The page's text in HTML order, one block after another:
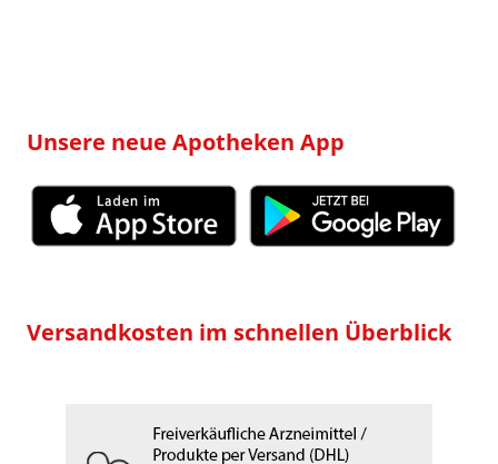
Unsere neue Apotheken App
Versandkosten im schnellen Überblick